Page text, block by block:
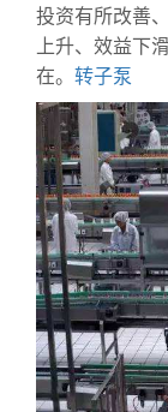
投资有所改善
上升、效益下
在。 转子泵